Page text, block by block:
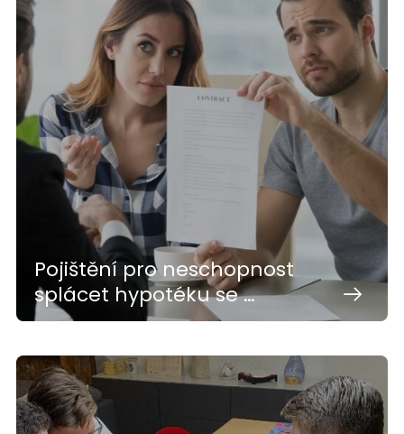
Pojištění pro neschopnost
splácet hypotéku se …